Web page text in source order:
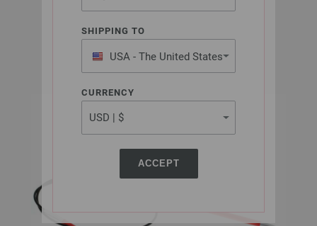
SHIPPING TO
USA - The United States
of America
CURRENCY
ACCEPT
4,0/40 CM